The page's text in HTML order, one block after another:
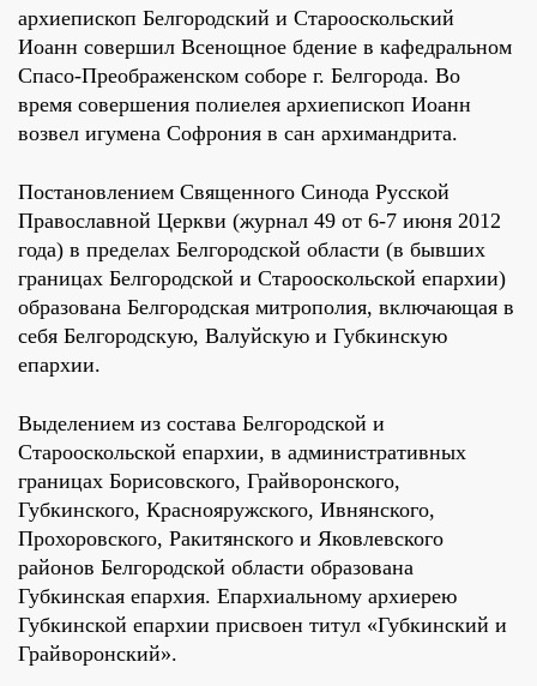
архиепископ Белгородский и Старооскольский
Иоанн совершил Всенощное бдение в кафедральном
Спасо-Преображенском соборе г. Белгорода. Во
время совершения полиелея архиепископ Иоанн
возвел игумена Софрония в сан архимандрита.
Постановлением Священного Синода Русской
Православной Церкви (журнал 49 от 6-7 июня 2012
года) в пределах Белгородской области (в бывших
границах Белгородской и Старооскольской епархии)
образована Белгородская митрополия, включающая в
себя Белгородскую, Валуйскую и Губкинскую
епархии.
Выделением из состава Белгородской и
Старооскольской епархии, в административных
границах Борисовского, Грайворонского,
Губкинского, Краснояружского, Ивнянского,
Прохоровского, Ракитянского и Яковлевского
районов Белгородской области образована
Губкинская епархия. Епархиальному архиерею
Губкинской епархии присвоен титул «Губкинский и
Грайворонский».